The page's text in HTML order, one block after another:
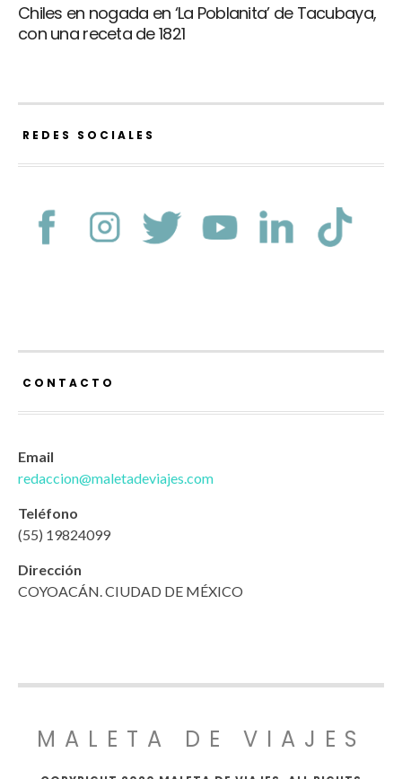
Chiles en nogada en ‘La Poblanita’ de Tacubaya,
con una receta de 1821
REDES SOCIALES
CONTACTO
Email
redaccion@maletadeviajes.com
Teléfono
(55) 19824099
Dirección
COYOACÁN. CIUDAD DE MÉXICO
MALETA DE VIAJES